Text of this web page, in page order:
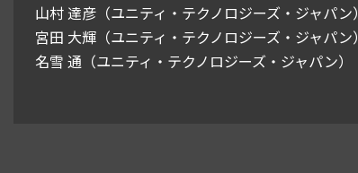
山村 達彦（ユニティ・テクノロジーズ・ジャパン）
宮田 大輝（ユニティ・テクノロジーズ・ジャパン）
名雪 通（ユニティ・テクノロジーズ・ジャパン）